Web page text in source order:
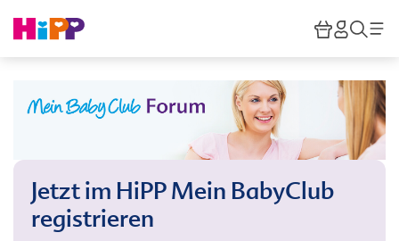
HiPP
Jetzt im HiPP Mein BabyClub
registrieren